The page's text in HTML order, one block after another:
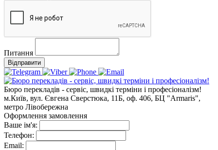
Питання
Відправити
Бюро перекладів - сервіс, швидкі терміни і професіоналізм!
м.Київ, вул. Євгена Сверстюка, 11Б, оф. 406, БЦ "Armaris",
метро Лівобережна
Оформлення замовлення
Ваше ім'я:
Телефон:
Email: